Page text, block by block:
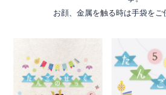
お顔、金属を触る時は手袋をご